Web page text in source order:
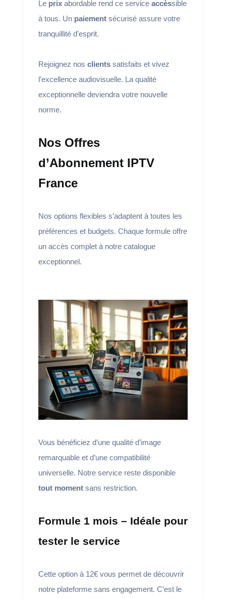
Le prixabordable rend ce service accèssible
à tous. Un paiementsécurisé assure votre
tranquillité d’esprit.
Rejoignez nos clientssatisfaits et vivez
l’excellence audiovisuelle. La qualité
exceptionnelle deviendra votre nouvelle
norme.
Nos Offres
d’Abonnement IPTV
France
Nos options flexibles s’adaptent à toutes les
préférences et budgets. Chaque formule offre
un accès complet à notre catalogue
exceptionnel.
Vous bénéficiez d’une qualité d’image
remarquable et d’une compatibilité
universelle. Notre service reste disponible
tout momentsans restriction.
Formule 1 mois – Idéale pour
tester le service
Cette option à 12€ vous permet de découvrir
notre plateforme sans engagement. C’est le